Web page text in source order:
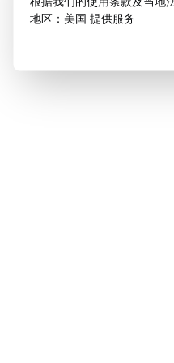
地区：美国 提供服务